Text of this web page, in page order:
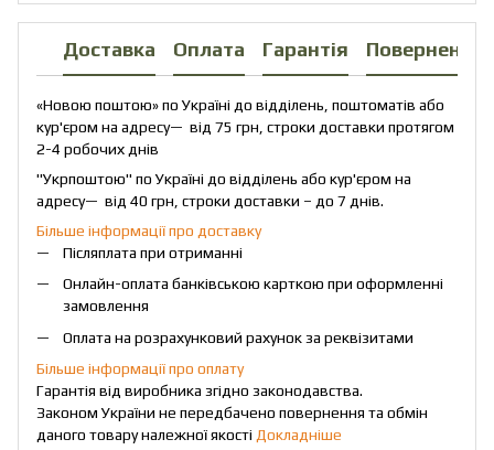
Доставка Оплата Гарантія Повернення
«Новою поштою» по Україні до відділень, поштоматів або
кур'єром на адресу— від 75 грн, строки доставки протягом
2-4 робочих днів
"Укрпоштою" по Україні до відділень або кур'єром на
адресу— від 40 грн, строки доставки – до 7 днів.
Більше інформації про доставку
Післяплата при отриманні
Онлайн-оплата банківською карткою при оформленні
замовлення
Оплата на розрахунковий рахунок за реквізитами
Більше інформації про оплату
Гарантія від виробника згідно законодавства.
Законом України не передбачено повернення та обмін
даного товару належної якості Докладніше